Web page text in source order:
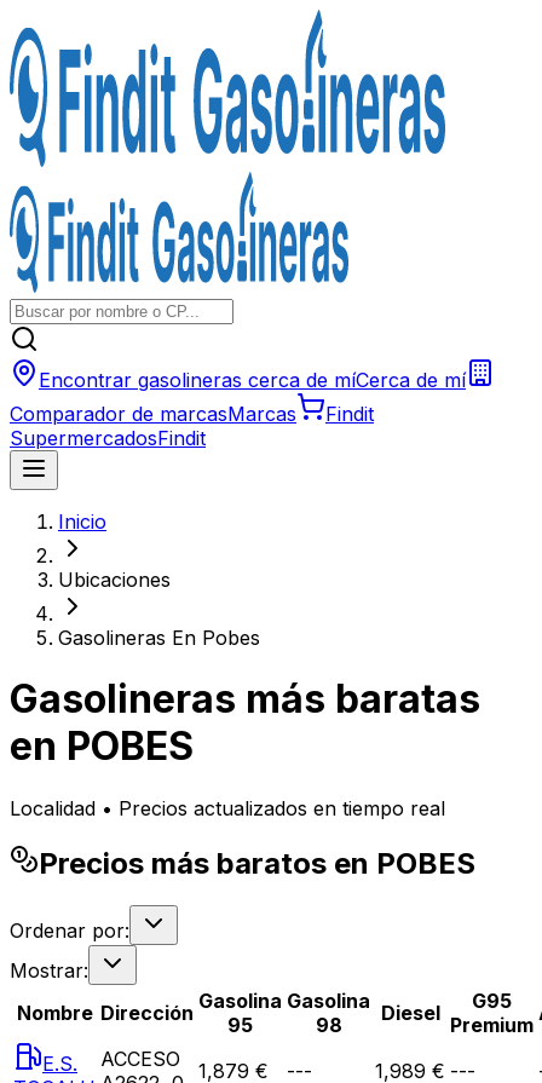
Encontrar gasolineras cerca de míCerca de mí
Comparador de marcasMarcas
Findit
SupermercadosFindit
Inicio
Ubicaciones
Gasolineras En Pobes
Gasolineras más baratas
en POBES
Localidad • Precios actualizados en tiempo real
Precios más baratos en POBES
Ordenar por:
Mostrar:
Nombre Dirección Gasolina
95
Gasolina
98
Diesel
G95
Premium
E.S.
ACCESO
1,879 € --- 1,989 € ---